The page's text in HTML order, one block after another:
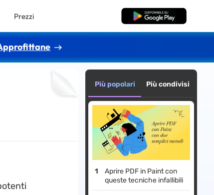
Prezzi Download Gratis
Più popolari Più condivisi
Aprire PDF in Paint con
queste tecniche infallibili